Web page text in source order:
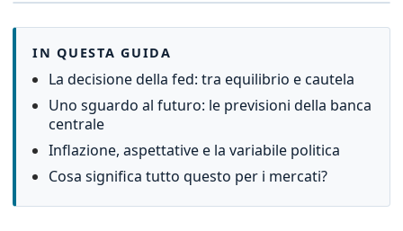
IN QUESTA GUIDA
La decisione della fed: tra equilibrio e cautela
Uno sguardo al futuro: le previsioni della banca
centrale
Inflazione, aspettative e la variabile politica
Cosa significa tutto questo per i mercati?